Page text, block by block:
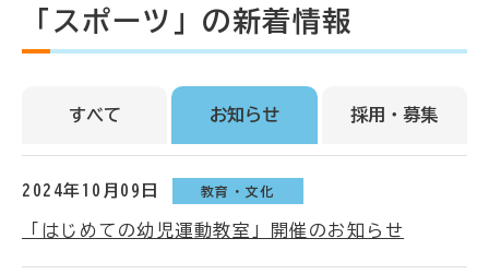
「スポーツ」の新着情報
すべて お知らせ 採用・募集
2024年10月09日 教育・文化
「はじめての幼児運動教室」開催のお知らせ